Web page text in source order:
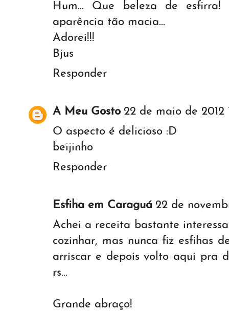
Hum... Que beleza de
aparência tão macia...
Adorei!!!
Bjus
Responder
A Meu Gosto 22 de maio de 2012
O aspecto é delicioso :D
beijinho
Responder
Esfiha em Caraguá 22 de
Achei a receita bastante
cozinhar, mas nunca fiz esfihas
arriscar e depois volto aqui pra
rs...
Grande abraço!